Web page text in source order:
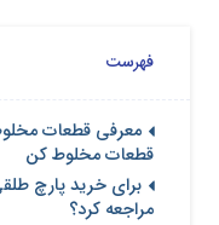
فهرست
معرفی قطعات
قطعات مخلوط کن
برای خرید پارچ
مراجعه کرد؟